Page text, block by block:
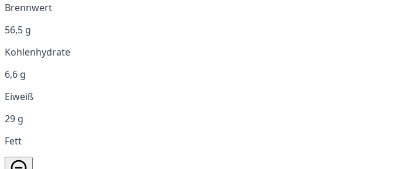
Brennwert
56,5 g
Kohlenhydrate
6,6 g
Eiweiß
29 g
Fett